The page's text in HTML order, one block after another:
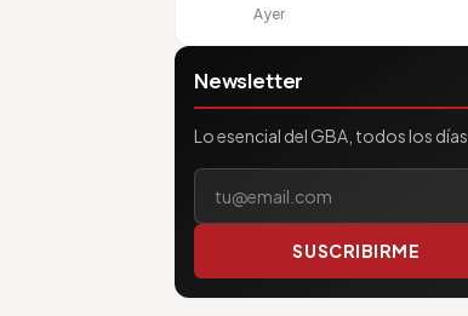
Ayer
Newsletter
Lo esencial del GBA, todos los días.
SUSCRIBIRME